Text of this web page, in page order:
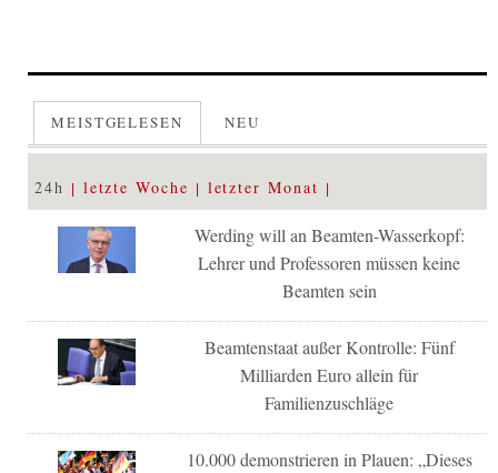
MEISTGELESEN NEU
24h letzte Woche letzter Monat
Werding will an Beamten-Wasserkopf:
Lehrer und Professoren müssen keine
Beamten sein
Beamtenstaat außer Kontrolle: Fünf
Milliarden Euro allein für
Familienzuschläge
10.000 demonstrieren in Plauen: „Dieses